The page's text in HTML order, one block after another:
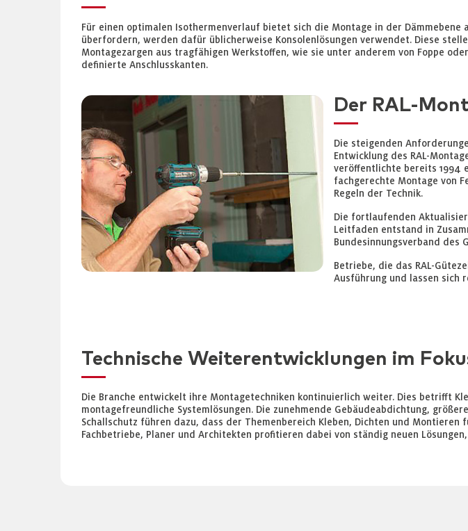
Für einen optimalen Isothermenverlauf bietet sich die Montage in der
überfordern, werden dafür üblicherweise Konsolenlösungen verwendet. Diese
Montagezargen aus tragfähigen Werkstoffen, wie sie unter anderem von Foppe
definierte Anschlusskanten.
Der RAL-
Die steigenden
Entwicklung des RAL-
veröffentlichte bereits 1994
fachgerechte Montage von
Regeln der Technik.
Die fortlaufenden
Leitfaden entstand in
Bundesinnungsverband des
Betriebe, die das RAL-
Ausführung und lassen sich
Technische Weiterentwicklungen im
Die Branche entwickelt ihre Montagetechniken kontinuierlich weiter. Dies betrifft
montagefreundliche Systemlösungen. Die zunehmende Gebäudeabdichtung,
Schallschutz führen dazu, dass der Themenbereich Kleben, Dichten und
Fachbetriebe, Planer und Architekten profitieren dabei von ständig neuen